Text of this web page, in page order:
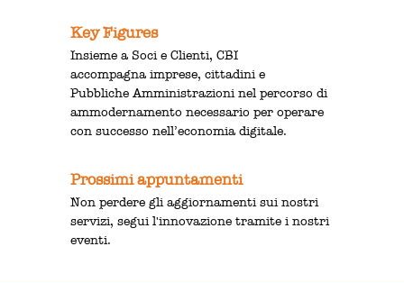
Key Figures
Insieme a Soci e Clienti, CBI
accompagna imprese, cittadini e
Pubbliche Amministrazioni nel percorso di
ammodernamento necessario per operare
con successo nell’economia digitale.
Prossimi appuntamenti
Non perdere gli aggiornamenti sui nostri
servizi, segui l'innovazione tramite i nostri
eventi.